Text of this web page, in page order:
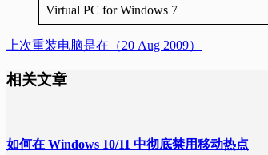
Virtual PC for Windows 7
上次重装电脑是在（20 Aug 2009）
相关文章
如何在 Windows 10/11 中彻底禁用移动热点